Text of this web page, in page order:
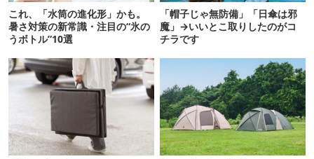
これ、「水筒の進化形」かも。
暑さ対策の新常識・注目の“氷の
うボトル”10選
「帽子じゃ無防備」「日傘は邪
魔」→いいとこ取りしたのがコ
チラです